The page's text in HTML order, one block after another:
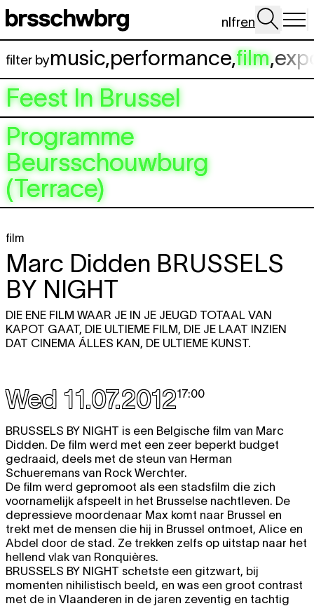
Skip to main content
nlfren
filter bymusic,performance,film,
Feest In Brussel
Programme
Beursschouwburg
(Terrace)
film
Marc Didden BRUSSELS
BY NIGHT
DIE ENE FILM WAAR JE IN JE JEUGD TOTAAL VAN
KAPOT GAAT, DIE ULTIEME FILM, DIE JE LAAT INZIEN
DAT CINEMA ÁLLES KAN, DE ULTIEME KUNST.
Wed 11.07.201217:00
BRUSSELS BY NIGHT is een Belgische film van Marc
Didden. De film werd met een zeer beperkt budget
gedraaid, deels met de steun van Herman
Schueremans van Rock Werchter.
De film werd gepromoot als een stadsfilm die zich
voornamelijk afspeelt in het Brusselse nachtleven. De
depressieve moordenaar Max komt naar Brussel en
trekt met de mensen die hij in Brussel ontmoet, Alice en
Abdel door de stad. Ze trekken zelfs op uitstap naar het
hellend vlak van Ronquières.
BRUSSELS BY NIGHT schetste een gitzwart, bij
momenten nihilistisch beeld, en was een groot contrast
met de in Vlaanderen in de jaren zeventig en tachtig